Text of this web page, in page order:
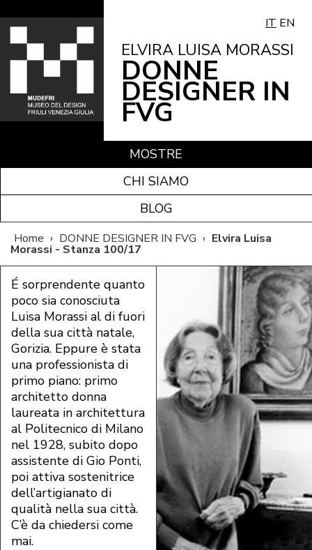
IT EN
ELVIRA LUISA MORASSI
DONNE
DESIGNER IN
FVG
MOSTRE
CHI SIAMO
BLOG
Home › DONNE DESIGNER IN FVG › Elvira Luisa
Morassi - Stanza 100/17
É sorprendente quanto
poco sia conosciuta
Luisa Morassi al di fuori
della sua città natale,
Gorizia. Eppure è stata
una professionista di
primo piano: primo
architetto donna
laureata in architettura
al Politecnico di Milano
nel 1928, subito dopo
assistente di Gio Ponti,
poi attiva sostenitrice
dell’artigianato di
qualità nella sua città.
C’è da chiedersi come
mai.